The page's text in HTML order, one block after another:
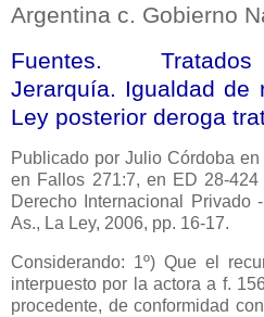
Argentina c. Gobierno
Fuentes. Tratados
Jerarquía. Igualdad de
Ley posterior deroga
Publicado por Julio Córdoba
en Fallos 271:7, en ED 28-
Derecho Internacional Privado
As., La Ley, 2006, pp. 16-17.
Considerando: 1º) Que el
interpuesto por la actora a f.
procedente, de conformidad